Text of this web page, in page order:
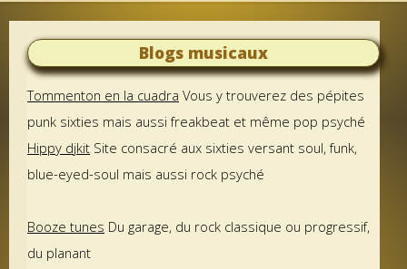
Blogs musicaux
Tommenton en la cuadra Vous y trouverez des pépites
punk sixties mais aussi freakbeat et même pop psyché
Hippy djkit Site consacré aux sixties versant soul, funk,
blue-eyed-soul mais aussi rock psyché
Booze tunes Du garage, du rock classique ou progressif,
du planant